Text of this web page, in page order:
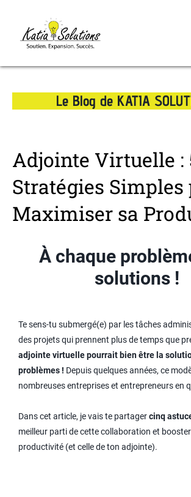
Le Blog de KATIA
Adjointe Virtuelle :
Stratégies Simples
Maximiser sa
À chaque
solutions !
Te sens-tu submergé(e) par les tâches
des projets qui prennent plus de temps que
adjointe virtuelle pourrait bien être la
problèmes ! Depuis quelques années, ce
nombreuses entreprises et entrepreneurs en
Dans cet article, je vais te partagercinq
meilleur parti de cette collaboration et
productivité (et celle de ton adjointe).